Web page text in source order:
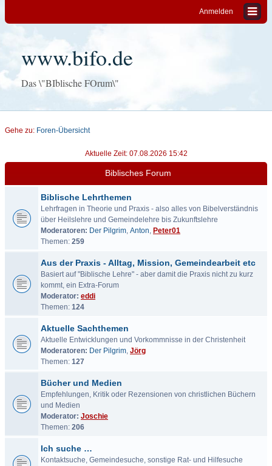
Anmelden
www.bifo.de
Das \"BIblische FOrum\"
Gehe zu: Foren-Übersicht
Aktuelle Zeit: 07.08.2026 15:42
Biblisches Forum
Biblische Lehrthemen
Lehrfragen in Theorie und Praxis - also alles von Bibelverständnis
über Heilslehre und Gemeindelehre bis Zukunftslehre
Moderatoren: Der Pilgrim, Anton, Peter01
Themen: 259
Aus der Praxis - Alltag, Mission, Gemeindearbeit etc
Basiert auf "Biblische Lehre" - aber damit die Praxis nicht zu kurz
kommt, ein Extra-Forum
Moderator: eddi
Themen: 124
Aktuelle Sachthemen
Aktuelle Entwicklungen und Vorkommnisse in der Christenheit
Moderatoren: Der Pilgrim, Jörg
Themen: 127
Bücher und Medien
Empfehlungen, Kritik oder Rezensionen von christlichen Büchern
und Medien
Moderator: Joschie
Themen: 206
Ich suche …
Kontaktsuche, Gemeindesuche, sonstige Rat- und Hilfesuche